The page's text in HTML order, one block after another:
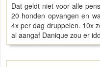
Dat geldt niet voor alle
20 honden opvangen en
4x per dag druppelen. 10x
al aangaf Danique zou er